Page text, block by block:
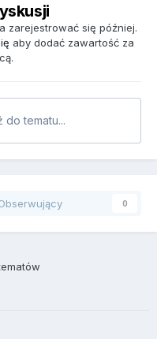
zarejestrować się później.
aby dodać zawartość za
tematu...
0